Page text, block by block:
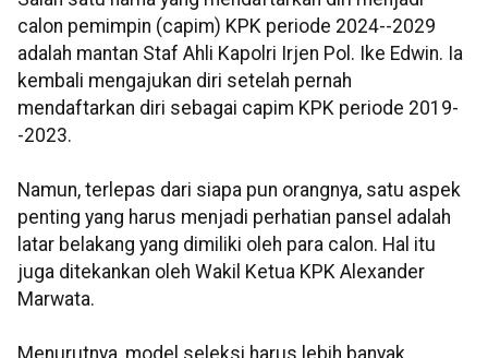
calon pemimpin (capim) KPK periode 2024--2029
adalah mantan Staf Ahli Kapolri Irjen Pol. Ike Edwin. Ia
kembali mengajukan diri setelah pernah
mendaftarkan diri sebagai capim KPK periode 2019-
-2023.
Namun, terlepas dari siapa pun orangnya, satu aspek
penting yang harus menjadi perhatian pansel adalah
latar belakang yang dimiliki oleh para calon. Hal itu
juga ditekankan oleh Wakil Ketua KPK Alexander
Marwata.